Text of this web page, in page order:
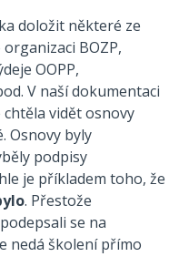
doložit některé ze
BOZP,
OOPP,
V naší dokumentaci
vidět osnovy
Osnovy byly
podpisy
je příkladem toho, že
. Přestože
se na
nedá školení přímo